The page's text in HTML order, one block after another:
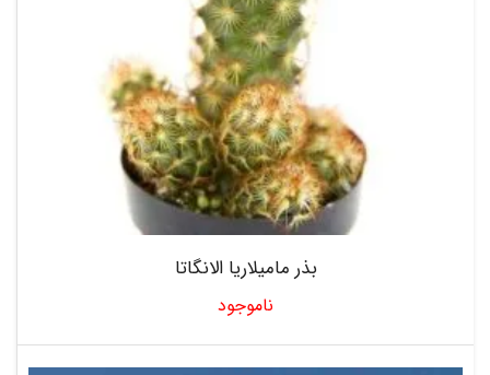
بذر مامیلاریا الانگاتا
ناموجود